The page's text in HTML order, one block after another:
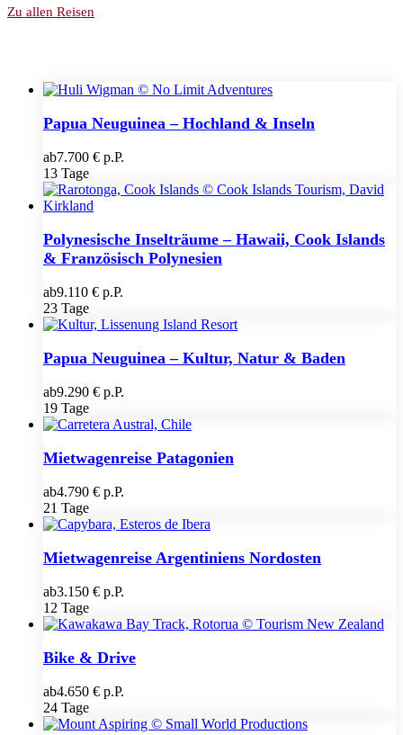
Zu allen Reisen
Papua Neuguinea – Hochland & Inseln
ab7.700 € p.P.
13 Tage
Polynesische Inselträume – Hawaii, Cook Islands
& Französisch Polynesien
ab9.110 € p.P.
23 Tage
Papua Neuguinea – Kultur, Natur & Baden
ab9.290 € p.P.
19 Tage
Mietwagenreise Patagonien
ab4.790 € p.P.
21 Tage
Mietwagenreise Argentiniens Nordosten
ab3.150 € p.P.
12 Tage
Bike & Drive
ab4.650 € p.P.
24 Tage